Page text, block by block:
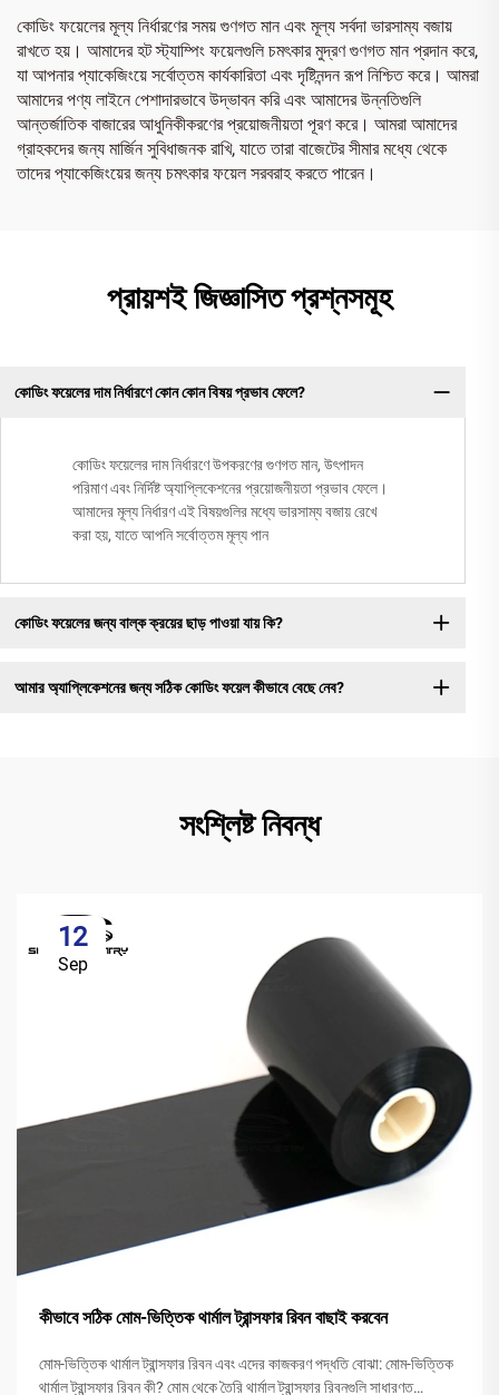
কোডিং ফয়েলের মূল্য নির্ধারণের সময় গুণগত মান এবং মূল্য সর্বদা ভারসাম্য বজায়
রাখতে হয়। আমাদের হট স্ট্যাম্পিং ফয়েলগুলি চমৎকার মুদ্রণ গুণগত মান প্রদান করে,
যা আপনার প্যাকেজিংয়ে সর্বোত্তম কার্যকারিতা এবং দৃষ্টিনন্দন রূপ নিশ্চিত করে। আমরা
আমাদের পণ্য লাইনে পেশাদারভাবে উদ্ভাবন করি এবং আমাদের উন্নতিগুলি
আন্তর্জাতিক বাজারের আধুনিকীকরণের প্রয়োজনীয়তা পূরণ করে। আমরা আমাদের
গ্রাহকদের জন্য মার্জিন সুবিধাজনক রাখি, যাতে তারা বাজেটের সীমার মধ্যে থেকে
তাদের প্যাকেজিংয়ের জন্য চমৎকার ফয়েল সরবরাহ করতে পারেন।
প্রায়শই জিজ্ঞাসিত প্রশ্নসমূহ
কোডিং ফয়েলের দাম নির্ধারণে কোন কোন বিষয় প্রভাব ফেলে?
কোডিং ফয়েলের দাম নির্ধারণে উপকরণের গুণগত মান, উৎপাদন
পরিমাণ এবং নির্দিষ্ট অ্যাপ্লিকেশনের প্রয়োজনীয়তা প্রভাব ফেলে।
আমাদের মূল্য নির্ধারণ এই বিষয়গুলির মধ্যে ভারসাম্য বজায় রেখে
করা হয়, যাতে আপনি সর্বোত্তম মূল্য পান
কোডিং ফয়েলের জন্য বাল্ক ক্রয়ের ছাড় পাওয়া যায় কি?
আমার অ্যাপ্লিকেশনের জন্য সঠিক কোডিং ফয়েল কীভাবে বেছে নেব?
সংশ্লিষ্ট নিবন্ধ
12
Sep
কীভাবে সঠিক মোম-ভিত্তিক থার্মাল ট্রান্সফার রিবন বাছাই করবেন
মোম-ভিত্তিক থার্মাল ট্রান্সফার রিবন এবং এদের কাজকরণ পদ্ধতি বোঝা: মোম-ভিত্তিক
থার্মাল ট্রান্সফার রিবন কী? মোম থেকে তৈরি থার্মাল ট্রান্সফার রিবনগুলি সাধারণত